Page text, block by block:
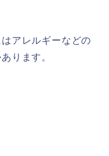
アレルギーなどの
ります。